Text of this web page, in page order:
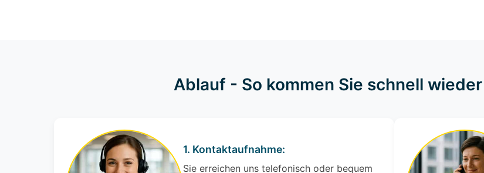
Ablauf - So kommen Sie schnell
1. Kontaktaufnahme:
Sie erreichen uns telefonisch oder bequem